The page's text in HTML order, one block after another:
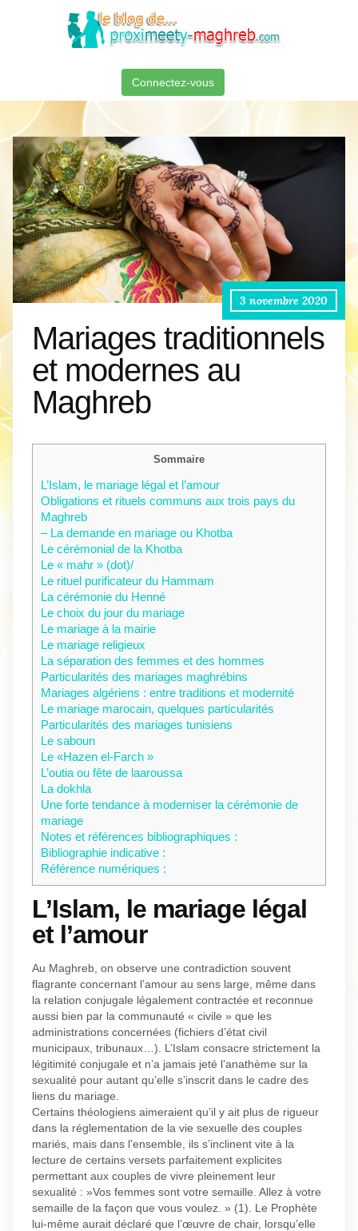
Connectez-vous
3 novembre 2020
Mariages traditionnels
et modernes au
Maghreb
Sommaire
L’Islam, le mariage légal et l’amour
Obligations et rituels communs aux trois pays du
Maghreb
– La demande en mariage ou Khotba
Le cérémonial de la Khotba
Le « mahr » (dot)/
Le rituel purificateur du Hammam
La cérémonie du Henné
Le choix du jour du mariage
Le mariage à la mairie
Le mariage religieux
La séparation des femmes et des hommes
Particularités des mariages maghrébins
Mariages algériens : entre traditions et modernité
Le mariage marocain, quelques particularités
Particularités des mariages tunisiens
Le saboun
Le «Hazen el-Farch »
L’outia ou fête de laaroussa
La dokhla
Une forte tendance à moderniser la cérémonie de
mariage
Notes et références bibliographiques :
Bibliographie indicative :
Référence numériques :
L’Islam, le mariage légal
et l’amour
Au Maghreb, on observe une contradiction souvent
flagrante concernant l’amour au sens large, même dans
la relation conjugale légalement contractée et reconnue
aussi bien par la communauté « civile » que les
administrations concernées (fichiers d’état civil
municipaux, tribunaux…). L’Islam consacre strictement la
légitimité conjugale et n’a jamais jeté l’anathème sur la
sexualité pour autant qu’elle s’inscrit dans le cadre des
liens du mariage.
Certains théologiens aimeraient qu’il y ait plus de rigueur
dans la réglementation de la vie sexuelle des couples
mariés, mais dans l’ensemble, ils s’inclinent vite à la
lecture de certains versets parfaitement explicites
permettant aux couples de vivre pleinement leur
sexualité : »Vos femmes sont votre semaille. Allez à votre
semaille de la façon que vous voulez. » (1). Le Prophète
lui-même aurait déclaré que l’œuvre de chair, lorsqu’elle